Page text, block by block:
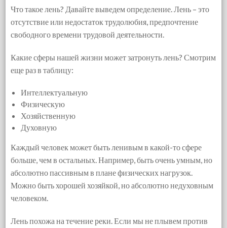
Что такое лень? Давайте выведем определение. Лень – это
отсутствие или недостаток трудолюбия, предпочтение
свободного времени трудовой деятельности.
Какие сферы нашей жизни может затронуть лень? Смотрим
еще раз в таблицу:
Интеллектуальную
Физическую
Хозяйственную
Духовную
Каждый человек может быть ленивым в какой-то сфере
больше, чем в остальных. Например, быть очень умным, но
абсолютно пассивным в плане физических нагрузок.
Можно быть хорошей хозяйкой, но абсолютно недуховным
человеком.
Лень похожа на течение реки. Если мы не плывем против